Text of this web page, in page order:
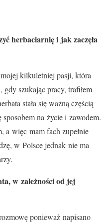
herbaciarnię i jak zaczęła
kilkuletniej pasji, która
gdy szukając pracy, trafiłem
stała się ważną częścią
na życie i zawodem.
a więc mam fach zupełnie
w Polsce jednak nie ma
w zależności od jej
ponieważ napisano